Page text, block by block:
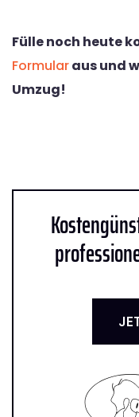
Fülle noch heute
Formularaus und
Umzug!